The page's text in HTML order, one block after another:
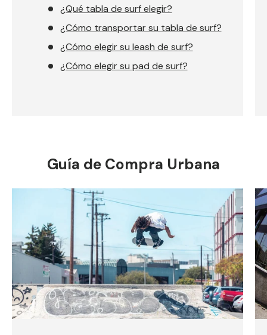
¿Qué tabla de surf elegir?
¿Cómo transportar su tabla de surf?
¿Cómo elegir su leash de surf?
¿Cómo elegir su pad de surf?
Guía de Compra Urbana